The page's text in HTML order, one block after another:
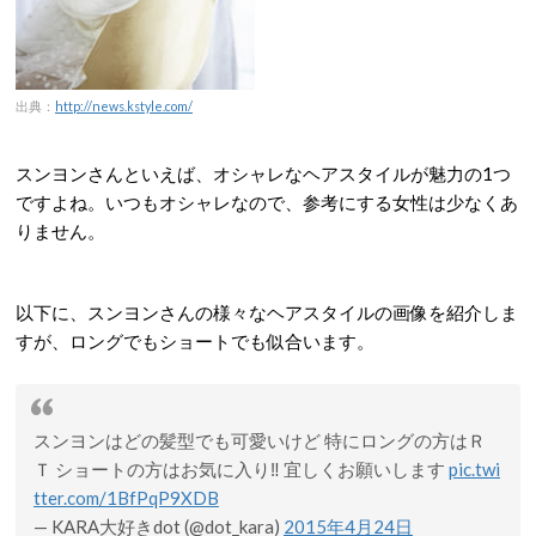
出典： http://news.kstyle.com/
スンヨンさんといえば、オシャレなヘアスタイルが魅力の1つ
ですよね。いつもオシャレなので、参考にする女性は少なくあ
りません。
以下に、スンヨンさんの様々なヘアスタイルの画像を紹介しま
すが、ロングでもショートでも似合います。
スンヨンはどの髪型でも可愛いけど 特にロングの方はＲ
Ｔ ショートの方はお気に入り‼︎ 宜しくお願いします pic.twi
tter.com/1BfPqP9XDB
— KARA大好きdot (@dot_kara) 2015年4月24日